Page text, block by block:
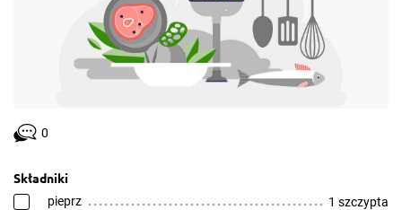
0
Składniki
pieprz 1 szczypta